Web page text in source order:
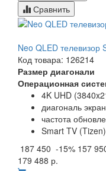
Сравнить
Neo QLED телевизор
Код товара: 126214
Размер диагонали
Операционная
4K UHD
диагональ
частота
Smart TV
187 450 -15% 157
179 488 р.